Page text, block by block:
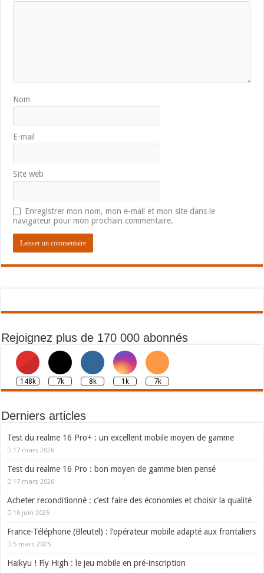
Nom
E-mail
Site web
Enregistrer mon nom, mon e-mail et mon site dans le
navigateur pour mon prochain commentaire.
Rejoignez plus de 170 000 abonnés
148k 7k 8k 1k 7k
Derniers articles
Test du realme 16 Pro+ : un excellent mobile moyen de gamme
17 mars 2026
Test du realme 16 Pro : bon moyen de gamme bien pensé
17 mars 2026
Acheter reconditionné : c’est faire des économies et choisir la qualité
10 juin 2025
France-Téléphone (Bleutel) : l’opérateur mobile adapté aux frontaliers
5 mars 2025
Haikyu ! Fly High : le jeu mobile en pré-inscription